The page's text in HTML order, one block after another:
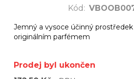
Kód :
Jemný a vysoce účinný
originálním parfémem
Prodej byl ukončen